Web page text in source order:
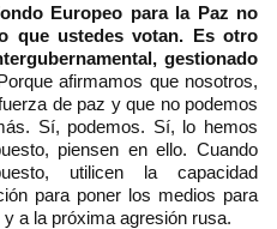
Europeo para la Paz no
que ustedes votan. Es otro
gestionado
afirmamos que nosotros,
de paz y que no podemos
Sí, podemos. Sí, lo hemos
piensen en ello. Cuando
utilicen la capacidad
para poner los medios para
a la próxima agresión rusa.